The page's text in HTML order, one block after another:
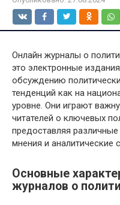
Онлайн журналы о
это электронные
обсуждению
тенденций как на
уровне. Они играют
читателей о ключевых
предоставляя
мнения и аналитические
Основные
журналов о